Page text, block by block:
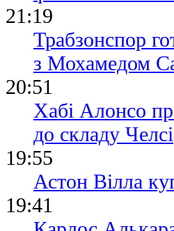
21:19
Трабзонспор
з Мохамедом
20:51
Хабі Алонсо
до складу Челсі
19:55
Астон Вілла
19:41